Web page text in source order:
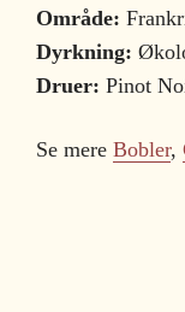
Område:
Dyrkning:
Druer: Pinot
Se mere Bobler,